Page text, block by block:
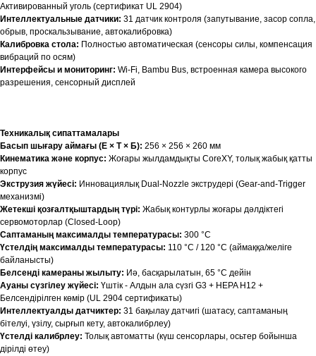
Активированный уголь (сертификат UL 2904)
Интеллектуальные датчики: 31 датчик контроля (запутывание, засор сопла,
обрыв, проскальзывание, автокалибровка)
Калибровка стола: Полностью автоматическая (сенсоры силы, компенсация
вибраций по осям)
Интерфейсы и мониторинг: Wi-Fi, Bambu Bus, встроенная камера высокого
разрешения, сенсорный дисплей
Техникалық сипаттамалары
Басып шығару аймағы (Е × Т × Б): 256 × 256 × 260 мм
Кинематика және корпус: Жоғары жылдамдықты CoreXY, толық жабық қатты
корпус
Экструзия жүйесі: Инновациялық Dual-Nozzle экструдері (Gear-and-Trigger
механизмі)
Жетекші қозғалтқыштардың түрі: Жабық контурлы жоғары дәлдіктегі
сервомоторлар (Closed-Loop)
Саптаманың максималды температурасы: 300 °C
Үстелдің максималды температурасы: 110 °C / 120 °C (аймаққа/желіге
байланысты)
Белсенді камераны жылыту: Иә, басқарылатын, 65 °C дейін
Ауаны сүзгілеу жүйесі: Үштік - Алдын ала сүзгі G3 + HEPA H12 +
Белсендірілген көмір (UL 2904 сертификаты)
Интеллектуалды датчиктер: 31 бақылау датчигі (шатасу, саптаманың
бітелуі, үзілу, сырғып кету, автокалибрлеу)
Үстелді калибрлеу: Толық автоматты (күш сенсорлары, осьтер бойынша
дірілді өтеу)